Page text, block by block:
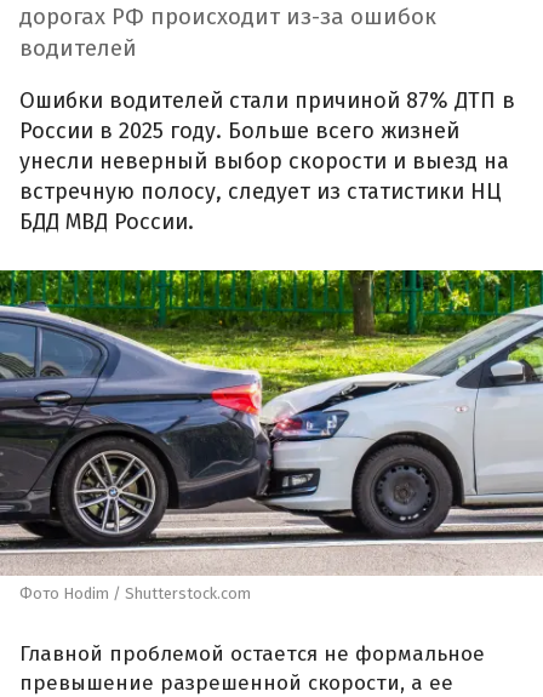
дорогах РФ происходит из-за ошибок
водителей
Ошибки водителей стали причиной 87% ДТП в
России в 2025 году. Больше всего жизней
унесли неверный выбор скорости и выезд на
встречную полосу, следует из статистики НЦ
БДД МВД России.
Фото Hodim / Shutterstock.com
Главной проблемой остается не формальное
превышение разрешенной скорости, а ее